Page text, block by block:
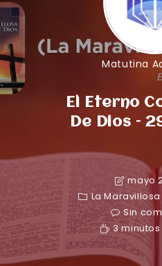
Matutina
El Eterno
De Dios –
mayo
La
Sin
3